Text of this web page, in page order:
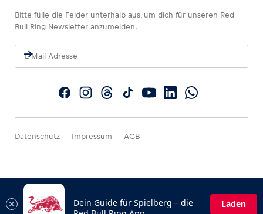
Bitte fülle die Felder unterhalb aus, um dich für unseren Red
Bull Ring Newsletter anzumelden.
Datenschutz Impressum AGB
Dein Guide für Spielberg – die
Laden